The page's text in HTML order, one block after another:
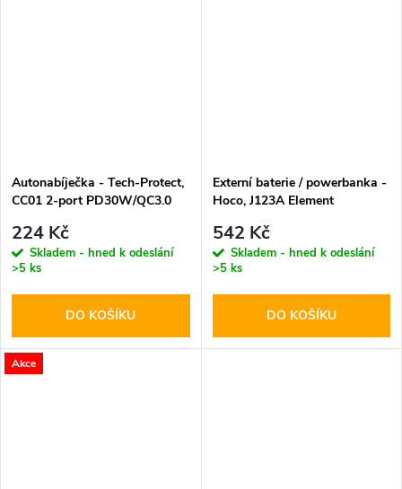
Autonabíječka - Tech-Protect,
CC01 2-port PD30W/QC3.0
224 Kč
Skladem - hned k odeslání
>5 ks
DO KOŠÍKU
Externí baterie / powerbanka -
Hoco, J123A Element
542 Kč
Skladem - hned k odeslání
>5 ks
DO KOŠÍKU
Akce